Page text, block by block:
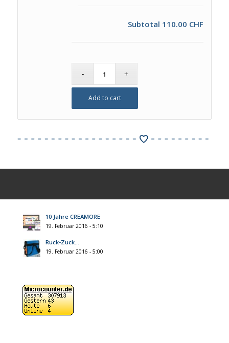
Subtotal 110.00 CHF
Add to cart
10 Jahre CREAMORE
19. Februar 2016 - 5:10
Ruck-Zuck…
19. Februar 2016 - 5:00